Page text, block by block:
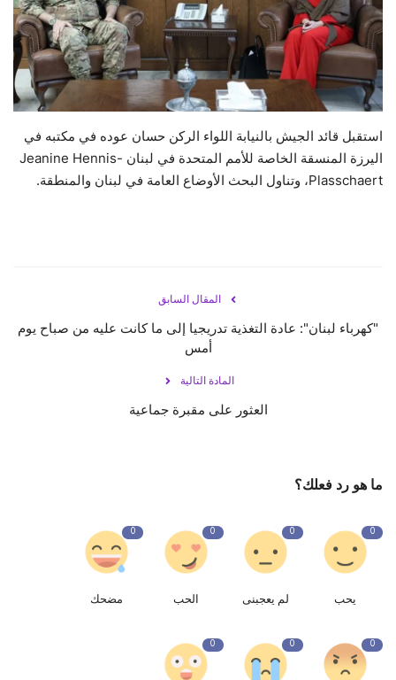
حياة
استقبل قائد الجيش بالنيابة اللواء الركن حسان عوده في مكتبه في
اليرزة المنسقة الخاصة للأمم المتحدة في لبنان Jeanine Hennis-
Plasschaert، وتناول البحث الأوضاع العامة في لبنان والمنطقة.
المقال السابق
"كهرباء لبنان": عادة التغذية تدريجيا إلى ما كانت عليه من صباح يوم
أمس
المادة التالية
العثور على مقبرة جماعية
ما هو رد فعلك؟
0
يحب
0
لم يعجبنى
0
الحب
0
مضحك
0
0
0